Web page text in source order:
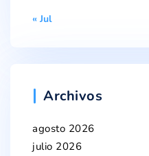
« Jul
Archivos
agosto 2026
julio 2026